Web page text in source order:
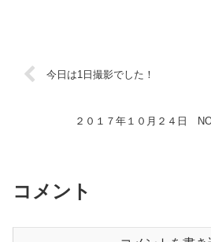
今日は1日撮影でした！
２０１７年１０月２４日
コメント